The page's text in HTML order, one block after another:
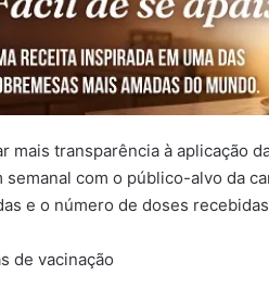
mais transparência à aplicação
semanal com o público-alvo da
e o número de doses
de vacinação